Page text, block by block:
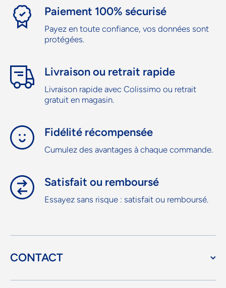
Paiement 100% sécurisé
Payez en toute confiance, vos données sont
protégées.
Livraison ou retrait rapide
Livraison rapide avec Colissimo ou retrait
gratuit en magasin.
Fidélité récompensée
Cumulez des avantages à chaque commande.
Satisfait ou remboursé
Essayez sans risque : satisfait ou remboursé.
CONTACT